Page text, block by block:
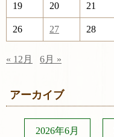
19 20 21
26 27 28
« 12月 6月 »
アーカイブ
2026年6月